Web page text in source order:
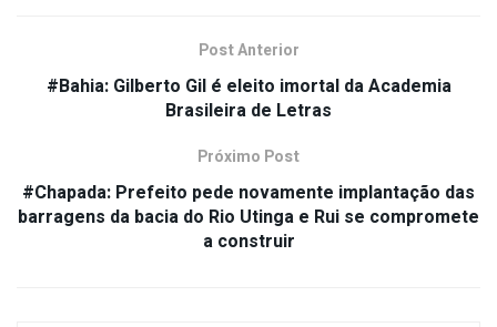
Post Anterior
#Bahia: Gilberto Gil é eleito imortal da Academia
Brasileira de Letras
Próximo Post
#Chapada: Prefeito pede novamente implantação das
barragens da bacia do Rio Utinga e Rui se compromete
a construir